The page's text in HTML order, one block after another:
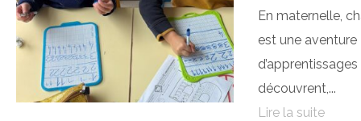
En maternelle,
est une aventure
découvrent,...
Lire la suite